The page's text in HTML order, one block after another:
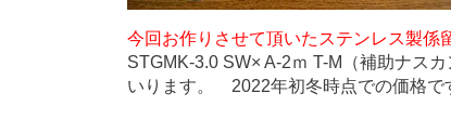
今回お作りさせて頂いたステンレス製係
STGMK-3.0 SW× A-2ｍ T-M（補助ナス
いります。 2022年初冬時点での価格で